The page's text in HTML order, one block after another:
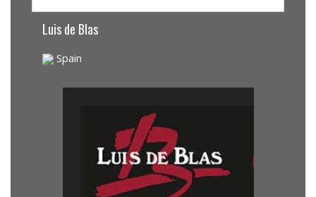
Luis de Blas
Spain